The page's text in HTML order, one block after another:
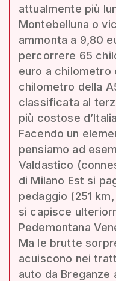
attualmente più
Montebelluna o
ammonta a 9,80
percorrere 65
euro a chilometro
chilometro della
classificata al
più costose
Facendo un
pensiamo ad
Valdastico
di Milano Est si
pedaggio (251
si capisce
Pedemontana
Ma le brutte
acuiscono nei
auto da Breganze